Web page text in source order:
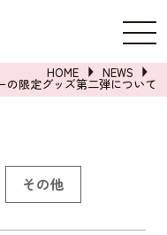
ら
HOME NEWS
の限定グッズ第二弾について
その他